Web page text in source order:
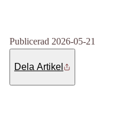
Publicerad 2026-05-21
Dela Artikel